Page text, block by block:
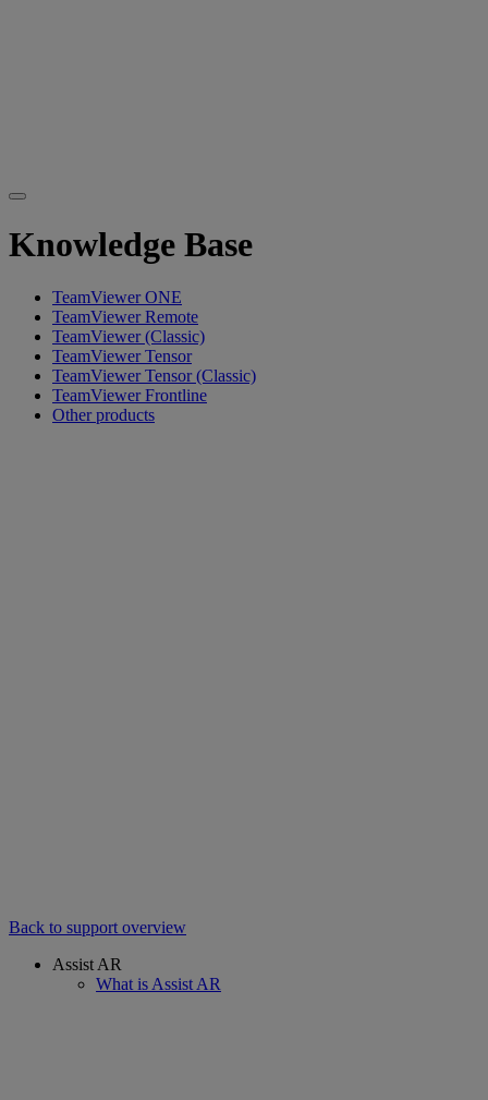
Knowledge Base
TeamViewer ONE
TeamViewer Remote
TeamViewer (Classic)
TeamViewer Tensor
TeamViewer Tensor (Classic)
TeamViewer Frontline
Other products
Back to support overview
Assist AR
What is Assist AR